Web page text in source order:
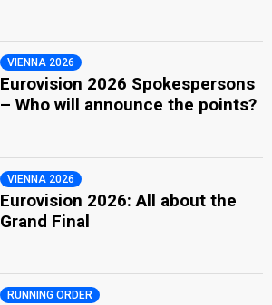
VIENNA 2026
Eurovision 2026 Spokespersons
– Who will announce the points?
VIENNA 2026
Eurovision 2026: All about the
Grand Final
RUNNING ORDER